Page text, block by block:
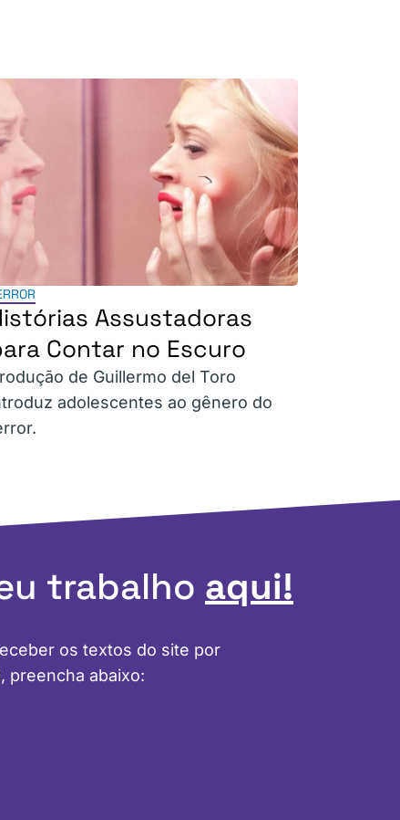
Assustadoras
Contar no Escuro
de Guillermo del Toro
adolescentes ao gênero do
trabalho aqui!
os textos do site por
preencha abaixo: